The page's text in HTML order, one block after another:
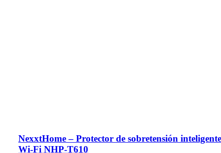
NexxtHome – Protector de sobretensión
Wi-Fi NHP-T610